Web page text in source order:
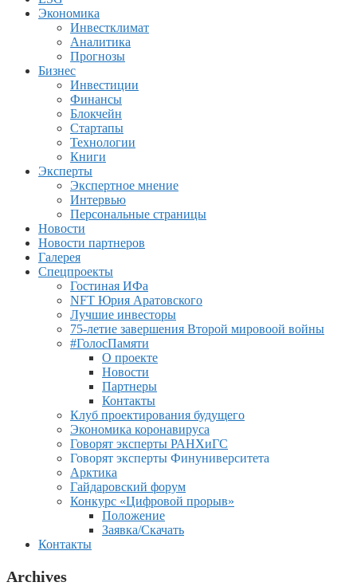
Экономика
Инвестклимат
Аналитика
Прогнозы
Бизнес
Инвестиции
Финансы
Блокчейн
Стартапы
Технологии
Книги
Эксперты
Экспертное мнение
Интервью
Персональные страницы
Новости
Новости партнеров
Галерея
Спецпроекты
Гостиная ИФа
NFT Юрия Аратовского
Лучшие инвесторы
75-летие завершения Второй мировоой войны
#ГолосПамяти
О проекте
Новости
Партнеры
Контакты
Клуб проектирования будущего
Экономика коронавируса
Говорят эксперты РАНХиГС
Говорят эксперты Финуниверситета
Арктика
Гайдаровский форум
Конкурс «Цифровой прорыв»
Положение
Заявка/Скачать
Контакты
Archives